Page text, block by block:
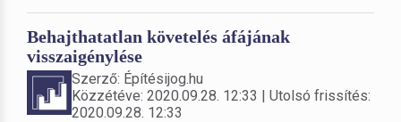
Behajthatatlan követelés áfájának
visszaigénylése
Szerző: Építésijog.hu
Közzétéve: 2020.09.28. 12:33 | Utolsó frissítés:
2020.09.28. 12:33